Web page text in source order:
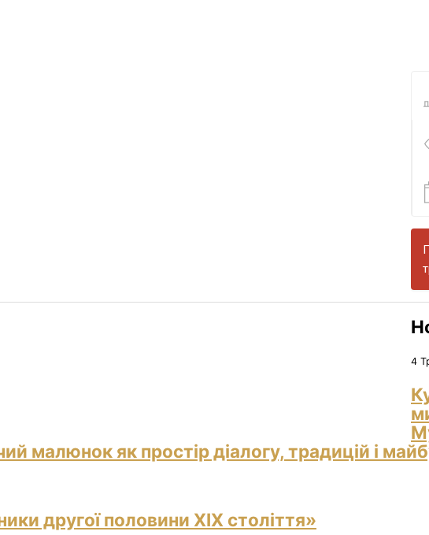
4
малюнок як простір діалогу, традицій і
другої половини ХІХ століття»